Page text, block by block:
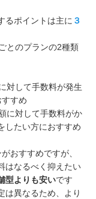
るポイントは主に ３
とのプランの2種類
対して手数料が発生
すめ
に対して手数料がか
したい方におすすめ
おすすめですが、
はなるべく抑えたい
型よりも安いです
は異なるため、より